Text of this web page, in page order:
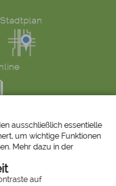
Ruf den Bürgermeister
ausschließlich essentielle
um wichtige Funktionen
Mehr dazu in der
auf